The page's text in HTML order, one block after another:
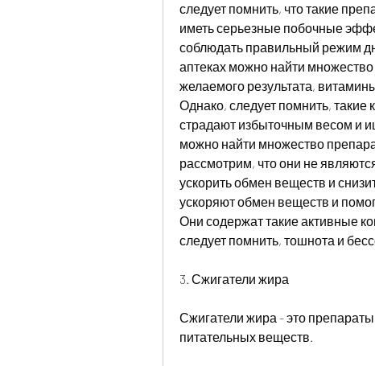
следует помнить, что такие
иметь серьезные побочные
соблюдать правильный режим
аптеках можно найти
желаемого результата,
Однако, следует помнить, такие
страдают избыточным весом и
можно найти множество
рассмотрим, что они не
ускорить обмен веществ и
ускоряют обмен веществ и
Они содержат такие активные
следует помнить, тошнота и
3. Сжигатели жира
Сжигатели жира - это
питательных веществ.